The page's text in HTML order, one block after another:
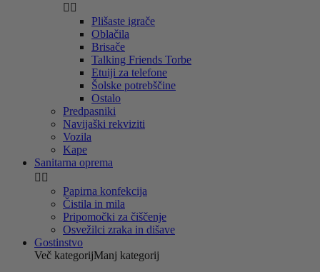
 
Plišaste igrače
Oblačila
Brisače
Talking Friends Torbe
Etuiji za telefone
Šolske potrebščine
Ostalo
Predpasniki
Navijaški rekviziti
Vozila
Kape
Sanitarna oprema
 
Papirna konfekcija
Čistila in mila
Pripomočki za čiščenje
Osvežilci zraka in dišave
Gostinstvo
Več kategorijManj kategorij